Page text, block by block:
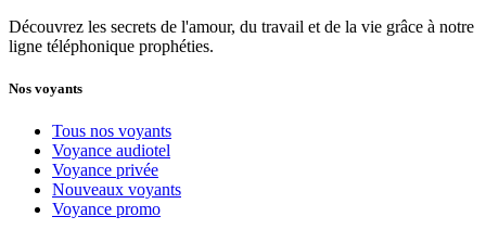
Découvrez les secrets de l'amour, du travail et de la vie grâce à notre
ligne téléphonique prophéties.
Nos voyants
Tous nos voyants
Voyance audiotel
Voyance privée
Nouveaux voyants
Voyance promo